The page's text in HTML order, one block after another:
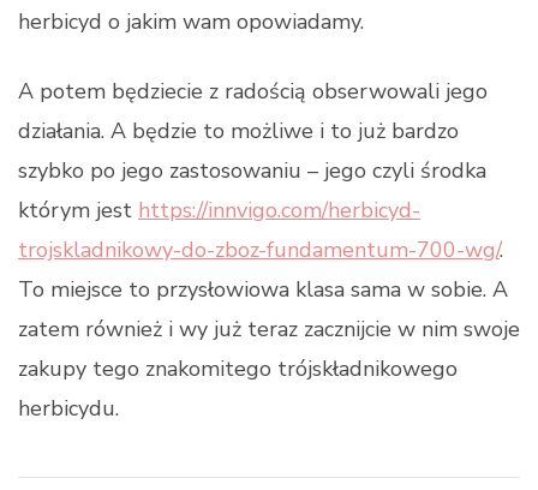
herbicyd o jakim wam opowiadamy.
A potem będziecie z radością obserwowali jego
działania. A będzie to możliwe i to już bardzo
szybko po jego zastosowaniu – jego czyli środka
którym jest https://innvigo.com/herbicyd-
trojskladnikowy-do-zboz-fundamentum-700-wg/.
To miejsce to przysłowiowa klasa sama w sobie. A
zatem również i wy już teraz zacznijcie w nim swoje
zakupy tego znakomitego trójskładnikowego
herbicydu.